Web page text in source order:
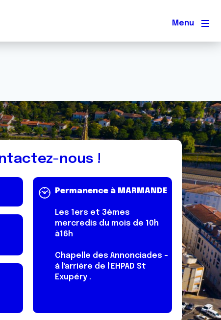
Menu
nous !
Permanence à MARMANDE
Les 1ers et 3èmes
mercredis du mois de 10h
à16h
Chapelle des Annonciades -
à l'arrière de l'EHPAD St
Exupéry .